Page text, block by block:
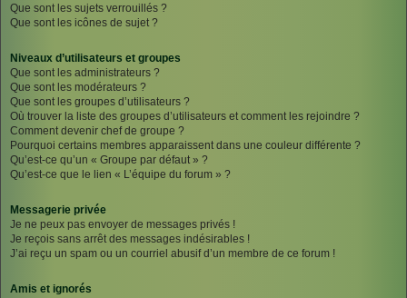
Que sont les sujets verrouillés ?
Que sont les icônes de sujet ?
Niveaux d’utilisateurs et groupes
Que sont les administrateurs ?
Que sont les modérateurs ?
Que sont les groupes d’utilisateurs ?
Où trouver la liste des groupes d’utilisateurs et comment les rejoindre ?
Comment devenir chef de groupe ?
Pourquoi certains membres apparaissent dans une couleur différente ?
Qu’est-ce qu’un « Groupe par défaut » ?
Qu’est-ce que le lien « L’équipe du forum » ?
Messagerie privée
Je ne peux pas envoyer de messages privés !
Je reçois sans arrêt des messages indésirables !
J’ai reçu un spam ou un courriel abusif d’un membre de ce forum !
Amis et ignorés